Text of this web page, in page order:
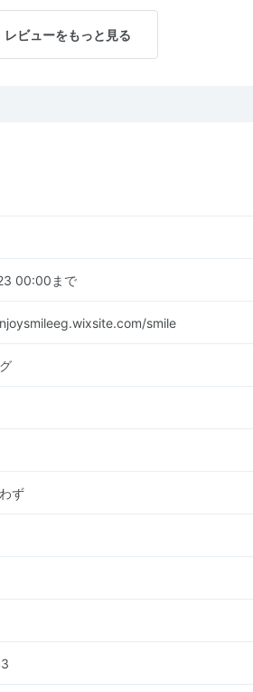
レビューをもっと見る
00:00まで
smile
ず